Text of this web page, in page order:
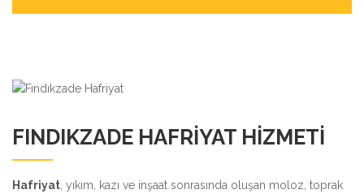
FINDIKZADE HAFRIYAT HIZMETI
Hafriyat , yıkım, kazı ve inşaat sonrasında oluşan moloz, toprak